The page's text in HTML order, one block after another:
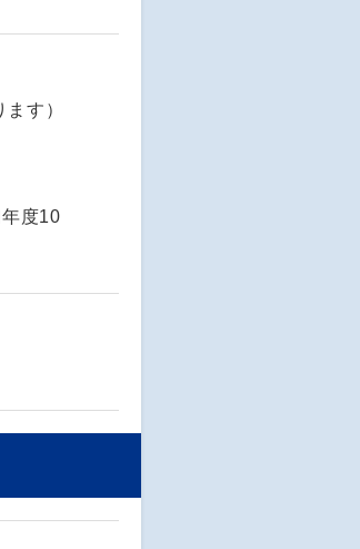
す）
度10